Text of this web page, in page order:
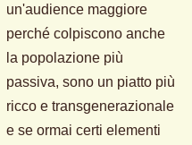
un'audience maggiore
perché colpiscono anche
la popolazione più
passiva, sono un piatto più
ricco e transgenerazionale
e se ormai certi elementi